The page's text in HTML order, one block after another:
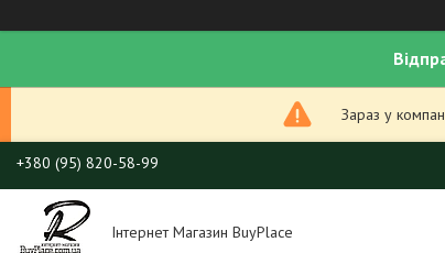
Зараз у
+380 (95) 820-58-99
Інтернет Магазин BuyPlace